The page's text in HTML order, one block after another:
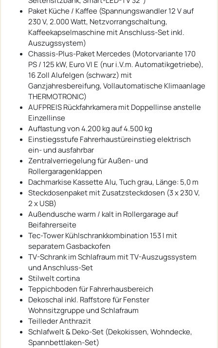
Paket Küche / Kaffee (Spannungswandler 12 V auf
230 V, 2.000 Watt, Netzvorrangschaltung,
Kaffeekapselmaschine mit Anschluss-Set inkl.
Auszugssystem)
Chassis-Plus-Paket Mercedes (Motorvariante 170
PS / 125 kW, Euro VI E (nur i.V.m. Automatikgetriebe),
16 Zoll Alufelgen (schwarz) mit
Ganzjahresbereifung, Vollautomatische Klimaanlage
THERMOTRONIC)
AUFPREIS Rückfahrkamera mit Doppellinse anstelle
Einzellinse
Auflastung von 4.200 kg auf 4.500 kg
Einstiegsstufe Fahrerhaustüreinstieg elektrisch
ein- und ausfahrbar
Zentralverriegelung für Außen- und
Rollergaragenklappen
Dachmarkise Kassette Alu, Tuch grau, Länge: 5,0 m
Steckdosenpaket mit Zusatzsteckdosen (3 x 230 V,
2 x USB)
Außendusche warm / kalt in Rollergarage auf
Beifahrerseite
Tec-Tower Kühlschrankkombination 153 l mit
separatem Gasbackofen
TV-Schrank im Schlafraum mit TV-Auszugssystem
und Anschluss-Set
Stilwelt cortina
Teppichboden für Fahrerhausbereich
Dekoschal inkl. Raffstore für Fenster
Wohnsitzgruppe und Schlafraum
Teilleder Anthrazit
Schlafwelt & Deko-Set (Dekokissen, Wohndecke,
Spannbettlaken-Set)